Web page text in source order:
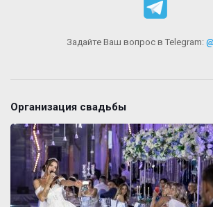
Задайте Ваш вопрос в Telegram:
Организация свадьбы